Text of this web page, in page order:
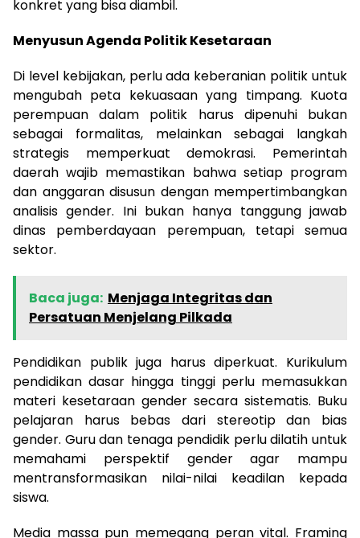
konkret yang bisa diambil.
Menyusun Agenda Politik Kesetaraan
Di level kebijakan, perlu ada keberanian politik untuk
mengubah peta kekuasaan yang timpang. Kuota
perempuan dalam politik harus dipenuhi bukan
sebagai formalitas, melainkan sebagai langkah
strategis memperkuat demokrasi. Pemerintah
daerah wajib memastikan bahwa setiap program
dan anggaran disusun dengan mempertimbangkan
analisis gender. Ini bukan hanya tanggung jawab
dinas pemberdayaan perempuan, tetapi semua
sektor.
Baca juga: Menjaga Integritas dan
Persatuan Menjelang Pilkada
Pendidikan publik juga harus diperkuat. Kurikulum
pendidikan dasar hingga tinggi perlu memasukkan
materi kesetaraan gender secara sistematis. Buku
pelajaran harus bebas dari stereotip dan bias
gender. Guru dan tenaga pendidik perlu dilatih untuk
memahami perspektif gender agar mampu
mentransformasikan nilai-nilai keadilan kepada
siswa.
Media massa pun memegang peran vital. Framing